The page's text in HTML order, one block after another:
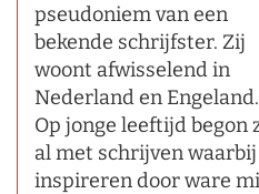
pseudoniem van een
bekende schrijfster. Zij
woont afwisselend in
Nederland en Engeland.
Op jonge leeftijd begon
al met schrijven
inspireren door ware